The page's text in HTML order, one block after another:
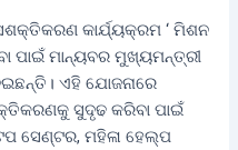
କାର୍ଯ୍ୟକ୍ରମ ‘ ମିଶନ
ପାଇଁ ମାନ୍ୟବର ମୁଖ୍ୟମନ୍ତ୍ରୀ
ଏହି ଯୋଜନାରେ
ସୁଦୃଢ କରିବା ପାଇଁ
ସେଣ୍ଟର, ମହିଳା ହେଲ୍ପ